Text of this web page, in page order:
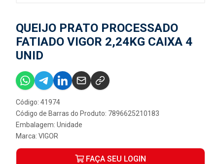
QUEIJO PRATO PROCESSADO
FATIADO VIGOR 2,24KG CAIXA 4
UNID
Código: 41974
Código de Barras do Produto: 7896625210183
Embalagem: Unidade
Marca: VIGOR
FAÇA SEU LOGIN